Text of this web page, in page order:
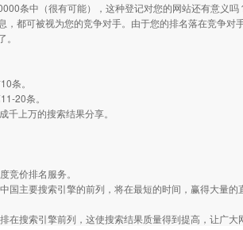
条中（很有可能），这种登记对您的网站还有意义
都可被视为您的竞争对手。由于您的排名落在竞争对
。
。
20条。
万的搜索结果分享。
价排名服务。
主要搜索引擎的前列，将在最短的时间，赢得大量的
索引擎前列，这使搜索结果质量得到提高，让广大